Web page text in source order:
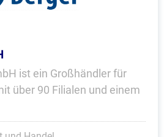
ist ein Großhändler für
über 90 Filialen und einem